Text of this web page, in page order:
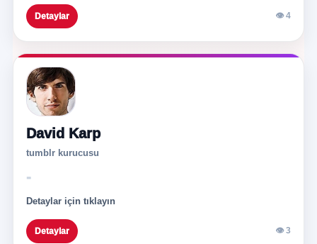
Detaylar 👁 4
David Karp
tumblr kurucusu
-
Detaylar için tıklayın
Detaylar 👁 3